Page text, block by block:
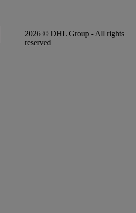
2026 © DHL Group - All rights
reserved